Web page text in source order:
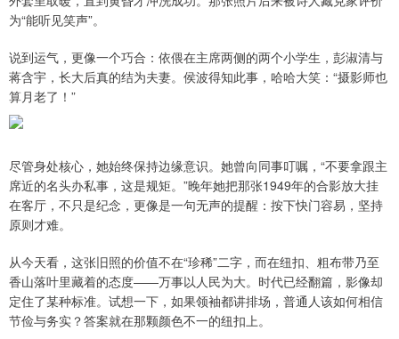
为“能听见笑声”。
说到运气，更像一个巧合：依偎在主席两侧的两个小学生，彭淑清与
蒋含宇，长大后真的结为夫妻。侯波得知此事，哈哈大笑：“摄影师也
算月老了！”
尽管身处核心，她始终保持边缘意识。她曾向同事叮嘱，“不要拿跟主
席近的名头办私事，这是规矩。”晚年她把那张1949年的合影放大挂
在客厅，不只是纪念，更像是一句无声的提醒：按下快门容易，坚持
原则才难。
从今天看，这张旧照的价值不在“珍稀”二字，而在纽扣、粗布带乃至
香山落叶里藏着的态度——万事以人民为大。时代已经翻篇，影像却
定住了某种标准。试想一下，如果领袖都讲排场，普通人该如何相信
节俭与务实？答案就在那颗颜色不一的纽扣上。